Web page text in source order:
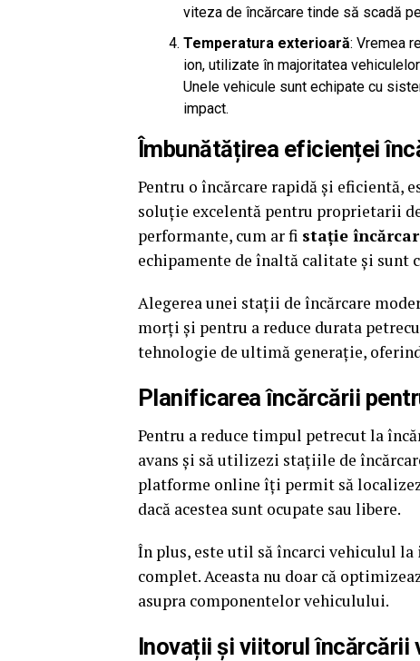
viteza de încărcare tinde să scadă
Temperatura exterioară: Vremea
ion, utilizate în majoritatea
Unele vehicule sunt echipate cu
impact.
Îmbunătățirea eficienței
Pentru o încărcare rapidă și eficientă,
soluție excelentă pentru proprietarii
performante, cum ar fi stație
echipamente de înaltă calitate și sunt
Alegerea unei stații de încărcare
morți și pentru a reduce durata
tehnologie de ultimă generație,
Planificarea încărcării
Pentru a reduce timpul petrecut la
avans și să utilizezi stațiile de
platforme online îți permit să
dacă acestea sunt ocupate sau libere.
În plus, este util să încarci vehiculul la
complet. Aceasta nu doar că
asupra componentelor vehiculului.
Inovații și viitorul încărcării